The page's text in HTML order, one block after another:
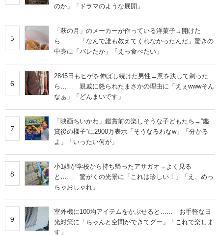
のか」「ドラマのような展開」
5
「萩の月」のメーカーが作っている洋菓子→開けた
ら…… 「なんで誰も教えてくれなかったんだ」驚きの
中身に「バレたか」「えっ食べたい」
6
2845日もヒゲを伸ばし続けた男性→意を決して剃った
ら…… 親戚に怒られたまさかの理由に「えぇwwwそん
なぁ」「どんまいです」
7
「映画ちいかわ」鑑賞前の楽しそうな子どもたち→“鑑
賞後の様子”に2900万表示「そうなるわなw」「分かる
よ」「いったい何が」
8
小1娘が学校から持ち帰ったアサガオ→よく見る
と…… 驚がくの光景に「これは珍しい！」「え、めっ
ちゃおしゃれ」
9
室外機に100均アイテムをかぶせると…… お手軽な日
光対策に「ちゃんと空間ができてグー」「これで楽しま
す」